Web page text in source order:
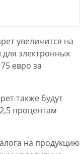
увеличится на
электронных
евро за
также будут
процентам
на продукцию